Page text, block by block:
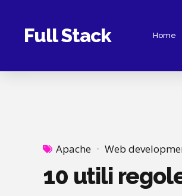
Full Stack Home
Apache Web
10 utili